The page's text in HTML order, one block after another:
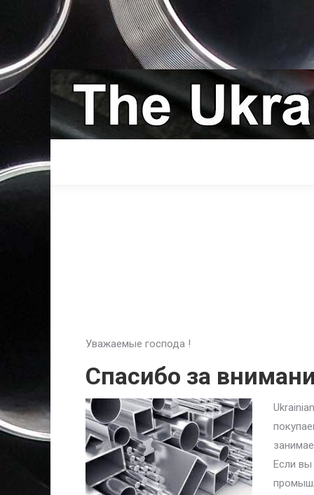
Уважаемые господа !
Спасибо за
Если